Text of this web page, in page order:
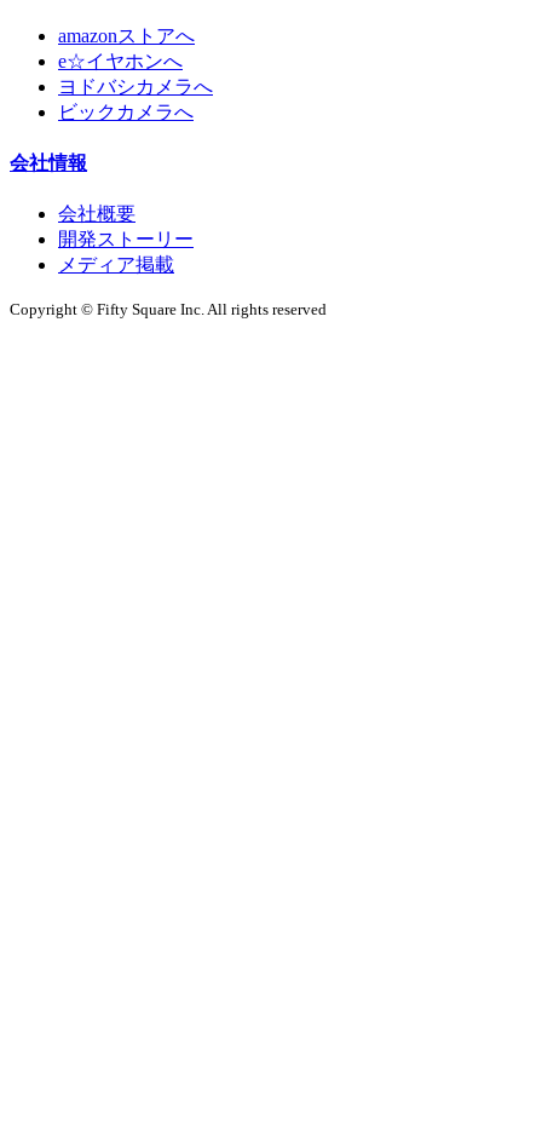
amazonストアへ
e☆イヤホンへ
ヨドバシカメラへ
ビックカメラへ
会社情報
会社概要
開発ストーリー
メディア掲載
Copyright © Fifty Square Inc. All rights reserved